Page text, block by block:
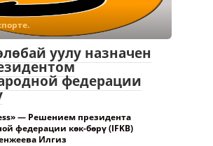
уулу назначен
федерации
— Решением президента
федерации көк-бөрү (IFKB)
Илгиз